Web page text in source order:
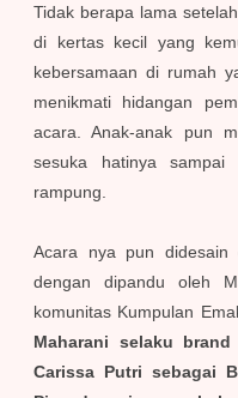
Tidak berapa lama
di kertas kecil yang
kebersamaan di rumah
menikmati hidangan
acara. Anak-anak pun
sesuka hatinya sampai
rampung.
Acara nya pun
dengan dipandu oleh
komunitas Kumpulan
Maharani selaku
Carissa Putri sebagai